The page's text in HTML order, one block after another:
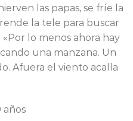
las papas, se fríe la
la tele para buscar
lo menos ahora hay
una manzana. Un
Afuera el viento acalla
años